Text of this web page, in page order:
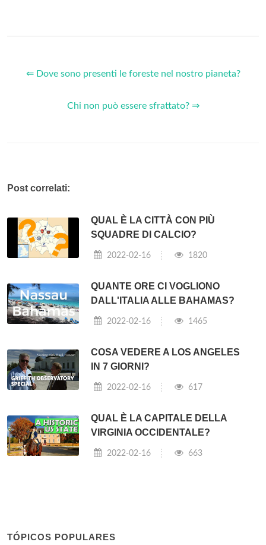
⇐ Dove sono presenti le foreste nel nostro pianeta?
Chi non può essere sfrattato? ⇒
Post correlati:
QUAL È LA CITTÀ CON PIÙ
SQUADRE DI CALCIO?
2022-02-16 1820
QUANTE ORE CI VOGLIONO
DALL'ITALIA ALLE BAHAMAS?
2022-02-16 1465
COSA VEDERE A LOS ANGELES
IN 7 GIORNI?
2022-02-16 617
QUAL È LA CAPITALE DELLA
VIRGINIA OCCIDENTALE?
2022-02-16 663
TÓPICOS POPULARES